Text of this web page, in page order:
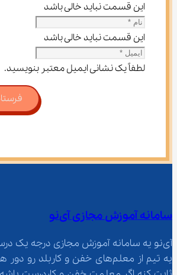
این قسمت نباید خالی باشد
این قسمت نباید خالی باشد
لطفاً یک نشانی ایمیل معتبر بنویسید.
سامانه آموزش مجازی آی‌نو
آی‌نو یه سامانه آموزش مجازی درجه یک
یه تیم از معلم‌‌های خفن و کاربلد